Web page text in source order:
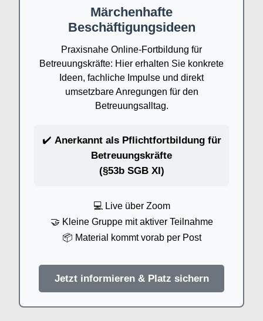
Märchenhafte
Beschäftigungsideen
Praxisnahe Online-Fortbildung für
Betreuungskräfte: Hier erhalten Sie konkrete
Ideen, fachliche Impulse und direkt
umsetzbare Anregungen für den
Betreuungsalltag.
✔️ Anerkannt als Pflichtfortbildung für
Betreuungskräfte
(§53b SGB XI)
💻 Live über Zoom
🤝 Kleine Gruppe mit aktiver Teilnahme
📦 Material kommt vorab per Post
Jetzt informieren & Platz sichern